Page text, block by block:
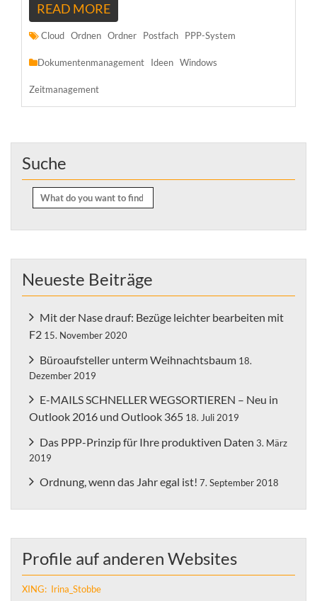
READ MORE
Cloud Ordnen Ordner Postfach PPP-System
Dokumentenmanagement Ideen Windows
Zeitmanagement
Suche
Search
for:
Neueste Beiträge
Mit der Nase drauf: Bezüge leichter bearbeiten mit
F2 15. November 2020
Büroaufsteller unterm Weihnachtsbaum 18.
Dezember 2019
E-MAILS SCHNELLER WEGSORTIEREN – Neu in
Outlook 2016 und Outlook 365 18. Juli 2019
Das PPP-Prinzip für Ihre produktiven Daten 3. März
2019
Ordnung, wenn das Jahr egal ist! 7. September 2018
Profile auf anderen Websites
XING: Irina_Stobbe